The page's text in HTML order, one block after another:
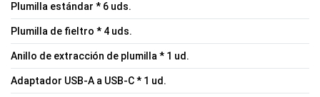
Plumilla estándar * 6 uds.
Plumilla de fieltro * 4 uds.
Anillo de extracción de plumilla * 1 ud.
Adaptador USB-A a USB-C * 1 ud.